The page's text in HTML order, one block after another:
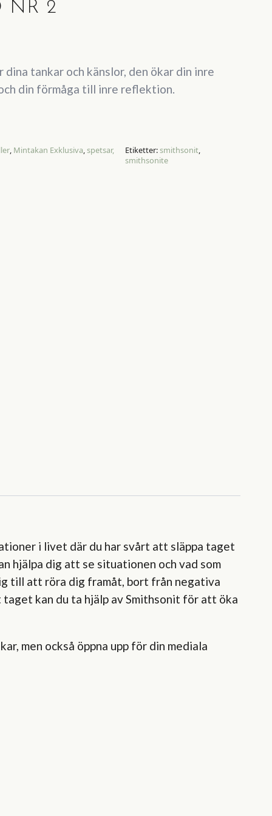
NR 2
tankar och känslor, den ökar din inre
din förmåga till inre reflektion.
, Mintakan Exklusiva,spetsar, Etiketter:smithsonit,
smithsonite
i livet där du har svårt att släppa taget
hjälpa dig att se situationen och vad som
till att röra dig framåt, bort från negativa
kan du ta hjälp av Smithsonit för att öka
men också öppna upp för din mediala